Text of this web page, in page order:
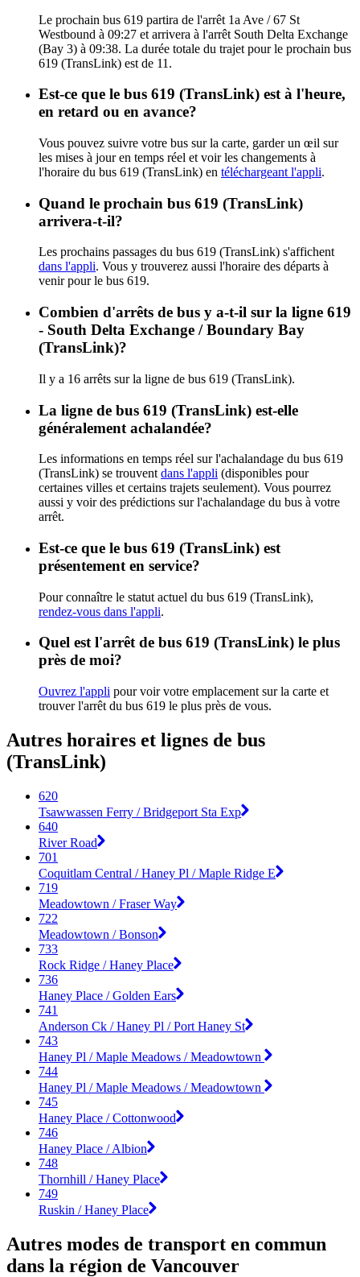
Le prochain bus 619 partira de l'arrêt 1a Ave / 67 St
Westbound à 09:27 et arrivera à l'arrêt South Delta Exchange
(Bay 3) à 09:38. La durée totale du trajet pour le prochain bus
619 (TransLink) est de 11.
Est-ce que le bus 619 (TransLink) est à l'heure,
en retard ou en avance?
Vous pouvez suivre votre bus sur la carte, garder un œil sur
les mises à jour en temps réel et voir les changements à
l'horaire du bus 619 (TransLink) en téléchargeant l'appli.
Quand le prochain bus 619 (TransLink)
arrivera-t-il?
Les prochains passages du bus 619 (TransLink) s'affichent
dans l'appli. Vous y trouverez aussi l'horaire des départs à
venir pour le bus 619.
Combien d'arrêts de bus y a-t-il sur la ligne 619
- South Delta Exchange / Boundary Bay
(TransLink)?
Il y a 16 arrêts sur la ligne de bus 619 (TransLink).
La ligne de bus 619 (TransLink) est-elle
généralement achalandée?
Les informations en temps réel sur l'achalandage du bus 619
(TransLink) se trouvent dans l'appli (disponibles pour
certaines villes et certains trajets seulement). Vous pourrez
aussi y voir des prédictions sur l'achalandage du bus à votre
arrêt.
Est-ce que le bus 619 (TransLink) est
présentement en service?
Pour connaître le statut actuel du bus 619 (TransLink),
rendez-vous dans l'appli.
Quel est l'arrêt de bus 619 (TransLink) le plus
près de moi?
Ouvrez l'appli pour voir votre emplacement sur la carte et
trouver l'arrêt du bus 619 le plus près de vous.
Autres horaires et lignes de bus
(TransLink)
620
Tsawwassen Ferry / Bridgeport Sta Exp
640
River Road
701
Coquitlam Central / Haney Pl / Maple Ridge E
719
Meadowtown / Fraser Way
722
Meadowtown / Bonson
733
Rock Ridge / Haney Place
736
Haney Place / Golden Ears
741
Anderson Ck / Haney Pl / Port Haney St
743
Haney Pl / Maple Meadows / Meadowtown
744
Haney Pl / Maple Meadows / Meadowtown
745
Haney Place / Cottonwood
746
Haney Place / Albion
748
Thornhill / Haney Place
749
Ruskin / Haney Place
Autres modes de transport en commun
dans la région de Vancouver